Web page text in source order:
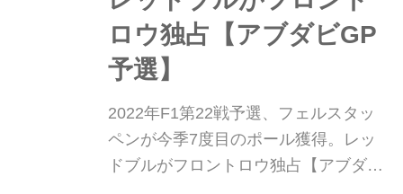
ロウ独占【アブダビGP
予選】
2022年F1第22戦予選、フェルスタッ
ペンが今季7度目のポール獲得。レッ
ドブルがフロントロウ独占【アブダビ